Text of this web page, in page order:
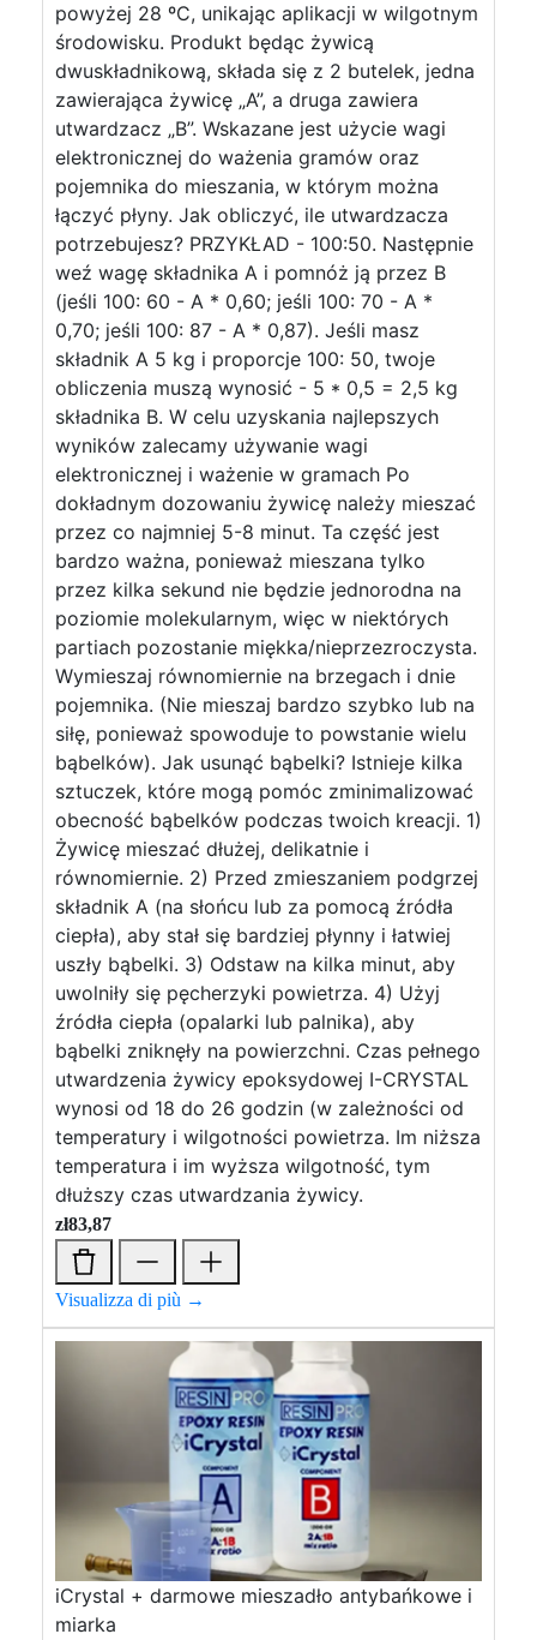
powyżej 28 ºC, unikając aplikacji w wilgotnym
środowisku. Produkt będąc żywicą
dwuskładnikową, składa się z 2 butelek, jedna
zawierająca żywicę „A”, a druga zawiera
utwardzacz „B”. Wskazane jest użycie wagi
elektronicznej do ważenia gramów oraz
pojemnika do mieszania, w którym można
łączyć płyny. Jak obliczyć, ile utwardzacza
potrzebujesz? PRZYKŁAD - 100:50. Następnie
weź wagę składnika A i pomnóż ją przez B
(jeśli 100: 60 - A * 0,60; jeśli 100: 70 - A *
0,70; jeśli 100: 87 - A * 0,87). Jeśli masz
składnik A 5 kg i proporcje 100: 50, twoje
obliczenia muszą wynosić - 5 * 0,5 = 2,5 kg
składnika B. W celu uzyskania najlepszych
wyników zalecamy używanie wagi
elektronicznej i ważenie w gramach Po
dokładnym dozowaniu żywicę należy mieszać
przez co najmniej 5-8 minut. Ta część jest
bardzo ważna, ponieważ mieszana tylko
przez kilka sekund nie będzie jednorodna na
poziomie molekularnym, więc w niektórych
partiach pozostanie miękka/nieprzezroczysta.
Wymieszaj równomiernie na brzegach i dnie
pojemnika. (Nie mieszaj bardzo szybko lub na
siłę, ponieważ spowoduje to powstanie wielu
bąbelków). Jak usunąć bąbelki? Istnieje kilka
sztuczek, które mogą pomóc zminimalizować
obecność bąbelków podczas twoich kreacji. 1)
Żywicę mieszać dłużej, delikatnie i
równomiernie. 2) Przed zmieszaniem podgrzej
składnik A (na słońcu lub za pomocą źródła
ciepła), aby stał się bardziej płynny i łatwiej
uszły bąbelki. 3) Odstaw na kilka minut, aby
uwolniły się pęcherzyki powietrza. 4) Użyj
źródła ciepła (opalarki lub palnika), aby
bąbelki zniknęły na powierzchni. Czas pełnego
utwardzenia żywicy epoksydowej I-CRYSTAL
wynosi od 18 do 26 godzin (w zależności od
temperatury i wilgotności powietrza. Im niższa
temperatura i im wyższa wilgotność, tym
dłuższy czas utwardzania żywicy.
zł83,87
Visualizza di più →
iCrystal + darmowe mieszadło antybańkowe i
miarka